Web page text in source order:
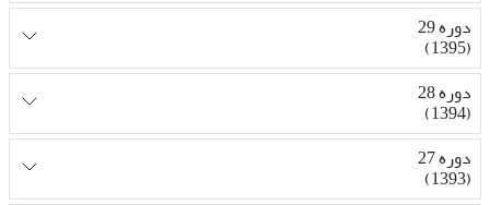
دوره 29
(1395)
دوره 28
(1394)
دوره 27
(1393)